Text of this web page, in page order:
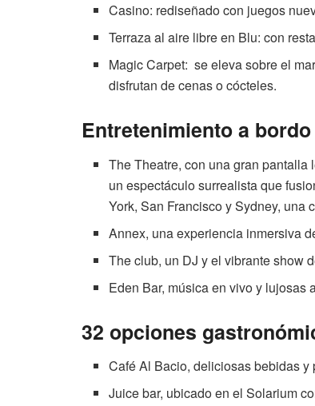
Casino: rediseñado con juegos
Terraza al aire libre en Blu: con
Magic Carpet: se eleva sobre el
disfrutan de cenas o cócteles.
Entretenimiento a bordo
The Theatre, con una gran
un espectáculo surrealista que
York, San Francisco y Sydney, una
Annex, una experiencia inmersiva
The club, un DJ y el vibrante show
Eden Bar, música en vivo y lujosas
32 opciones
Café Al Bacio, deliciosas bebidas y
Juice bar, ubicado en el Solarium